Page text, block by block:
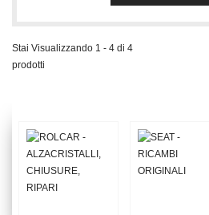
Stai Visualizzando 1 - 4 di 4
prodotti